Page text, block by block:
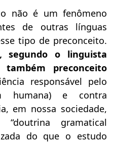
não é um fenômeno
de outras línguas
tipo de preconceito.
segundo o linguista
preconceito
responsável pelo
humana) e contra
em nossa sociedade,
gramatical
do que o estudo